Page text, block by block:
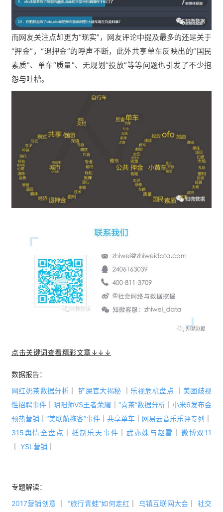
而网友关注点却更为“现实”，网友评论中提及最多的还是关于
“押金”，“退押金”的呼声不断，此外共享单车反映出的“国民
素质”、单车“质量”、无规划“投放”等等问题也引发了不少抱
怨与吐槽。
点击关键词查看精彩文章↓↓↓
数据报告：
网红奶茶数据分析
铲屎官大揭秘 乐视危机盘点
美团歧视
性招聘事件
阴阳师VS王者荣耀 “喜茶”数据分析｜ 小米6发布会
预热营销
“美联航拖客”事件 共享单车 网易云音乐乐评专列
315舆情全盘点
抵制乐天事件 武亦姝与赵雷
微博双11
YSL营销
专题解读：
2017营销创意
“旅行青蛙”如何走红 乌镇互联网大会
社交